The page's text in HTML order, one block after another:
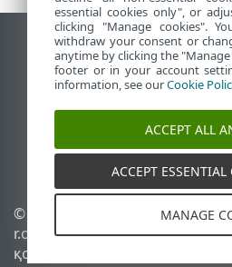
Жұмыс үстеліндегі
End of Life
ESET білім қоры
ESET форумы
ESET Status Portal
Аймақтық қолдау
© 1992 - 2026 ESET, spol. s
r.o. - Барлық құқықтары
қорғалған.
essential cookies only", or
clicking "Manage cookies".
withdraw your consent or
anytime by clicking the
footer or in your account
information, see ourCookie
ACCEPT ALL
ACCEPT
MANAGE